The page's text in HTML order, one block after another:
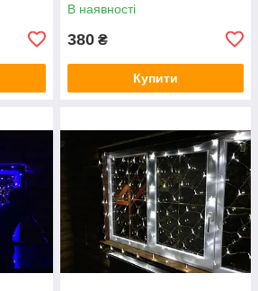
В наявності
380 ₴
Купити